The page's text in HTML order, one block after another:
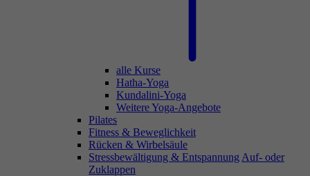
alle Kurse
Hatha-Yoga
Kundalini-Yoga
Weitere Yoga-Angebote
Pilates
Fitness & Beweglichkeit
Rücken & Wirbelsäule
Stressbewältigung & Entspannung Auf- oder
Zuklappen